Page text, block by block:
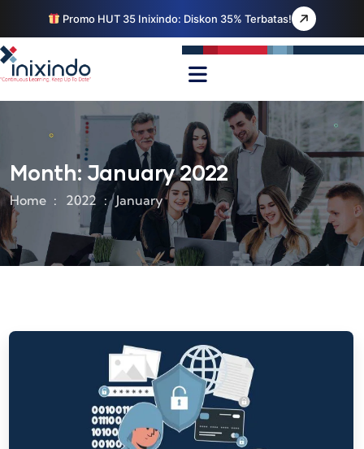
Promo HUT 35 Inixindo: Diskon 35% Terbatas!
Month: January 2022
Home 2022 January